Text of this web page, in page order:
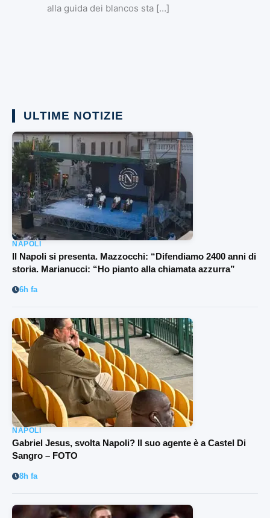
alla guida dei blancos sta […]
ULTIME NOTIZIE
NAPOLI
Il Napoli si presenta. Mazzocchi: “Difendiamo 2400 anni di
storia. Marianucci: “Ho pianto alla chiamata azzurra”
6h fa
NAPOLI
Gabriel Jesus, svolta Napoli? Il suo agente è a Castel Di
Sangro – FOTO
8h fa